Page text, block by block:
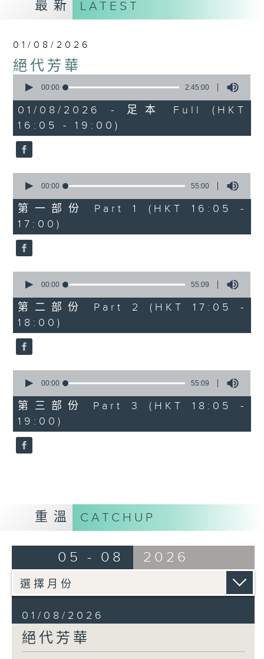
最新 LATEST
01/08/2026
絕代芳華
seconds
2
hours,
45
minutes,
0
seconds
00:00 2:45:00
01/08/2026 - 足本 Full (HKT
16:05 - 19:00)
seconds
55
minutes,
0
seconds
00:00 55:00
第一部份 Part 1 (HKT 16:05 -
17:00)
seconds
55
minutes,
9
seconds
00:00 55:09
第二部份 Part 2 (HKT 17:05 -
18:00)
seconds
55
minutes,
9
seconds
00:00 55:09
第三部份 Part 3 (HKT 18:05 -
19:00)
重溫 CATCHUP
05 - 08 2026
01/08/2026
絕代芳華